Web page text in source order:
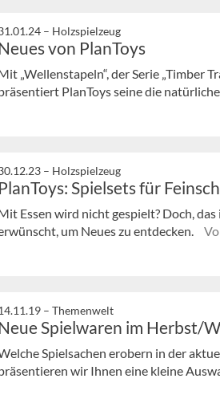
– Holzspielzeug
von PlanToys
„Wellenstapeln“, der Serie „Timber
PlanToys seine die
– Holzspielzeug
PlanToys: Spielsets für
Essen wird nicht gespielt? Doch,
um Neues zu entdecken.
– Themenwelt
Spielwaren im Herbst/
Spielsachen erobern in der
wir Ihnen eine kleine